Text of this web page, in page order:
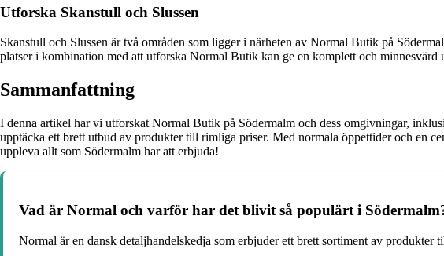
Utforska Skanstull och Slussen
Skanstull och Slussen är två områden som ligger i närheten av Normal Butik på
platser i kombination med att utforska Normal Butik kan ge en komplett och minnesvärd
Sammanfattning
I denna artikel har vi utforskat Normal Butik på Södermalm och dess omgivningar,
upptäcka ett brett utbud av produkter till rimliga priser. Med normala öppettider och en
uppleva allt som Södermalm har att erbjuda!
Vad är Normal och varför har det blivit så populärt i
Normal är en dansk detaljhandelskedja som erbjuder ett brett sortiment av